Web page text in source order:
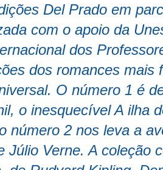
Del Prado em
com o apoio da
dos
dos romances mais
O número 1 é
o inesquecível A ilha
número 2 nos leva a
Júlio Verne. A coleção